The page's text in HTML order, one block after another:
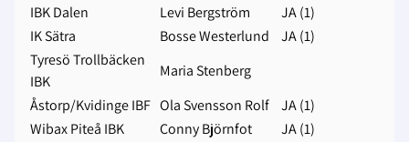
IBK Dalen
Levi Bergström
JA (1)
IK Sätra
Bosse Westerlund
JA (1)
Tyresö Trollbäcken
IBK
Maria Stenberg
Åstorp/Kvidinge IBF Ola Svensson Rolf
JA (1)
Wibax Piteå IBK
Conny Björnfot
JA (1)